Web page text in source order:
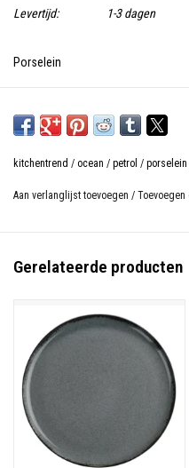
Levertijd:
1-3 dagen
Porselein
Vaatwasmachine - magnetron -
kitchentrend / ocean / petrol / porselein
Aan verlanglijst toevoegen /
Gerelateerde producten